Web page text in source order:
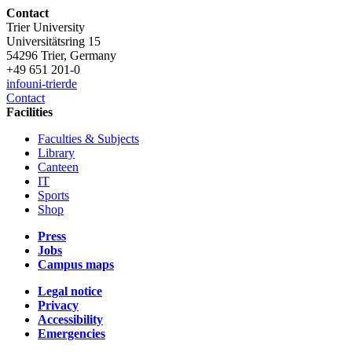
Contact
Trier University
Universitätsring 15
54296 Trier, Germany
+49 651 201-0
infouni-trierde
Contact
Facilities
Faculties & Subjects
Library
Canteen
IT
Sports
Shop
Press
Jobs
Campus maps
Legal notice
Privacy
Accessibility
Emergencies